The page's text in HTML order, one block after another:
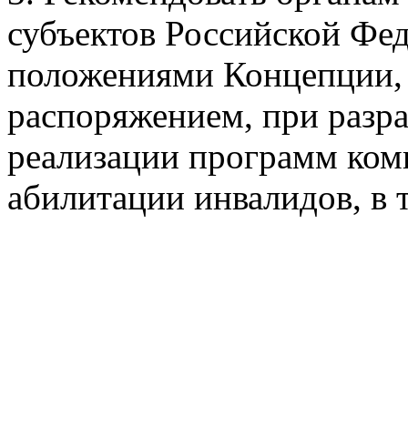
3. Рекомендовать
субъектов Российской
положениями
распоряжением, при
реализации программ